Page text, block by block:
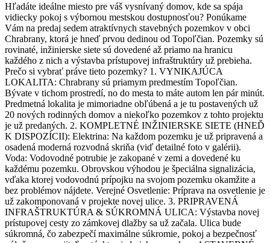
Hľadáte ideálne miesto pre váš vysnívaný domov, kde sa spája
vidiecky pokoj s výbornou mestskou dostupnosťou? Ponúkame
Vám na predaj sedem atraktívnych stavebných pozemkov v obci
Chrabrany, ktorá je hneď prvou dedinou od Topoľčian. Pozemky sú
rovinaté, inžinierske siete sú dovedené až priamo na hranicu
každého z nich a výstavba prístupovej infraštruktúry už prebieha.
Prečo si vybrať práve tieto pozemky? 1. VYNIKAJÚCA
LOKALITA: Chrabrany sú priamym predmestím Topoľčian.
Bývate v tichom prostredí, no do mesta to máte autom len pár minút.
Predmetná lokalita je mimoriadne obľúbená a je tu postavených už
20 nových rodinných domov a niekoľko pozemkov z tohto projektu
je už predaných. 2. KOMPLETNÉ INŽINIERSKE SIETE (HNEĎ
K DISPOZÍCII): Elektrina: Na každom pozemku je už pripravená a
osadená moderná rozvodná skriňa (viď detailné foto v galérii).
Voda: Vodovodné potrubie je zakopané v zemi a dovedené ku
každému pozemku. Obrovskou výhodou je špeciálna signalizácia,
vďaka ktorej vodovodnú prípojku na svojom pozemku okamžite a
bez problémov nájdete. Verejné Osvetlenie: Príprava na osvetlenie je
už zakomponovaná v projekte novej ulice. 3. PRIPRAVENÁ
INFRAŠTRUKTÚRA & SÚKROMNÁ ULICA: Výstavba novej
prístupovej cesty zo zámkovej dlažby sa už začala. Ulica bude
súkromná, čo zabezpečí maximálne súkromie, pokoj a bezpečnosť